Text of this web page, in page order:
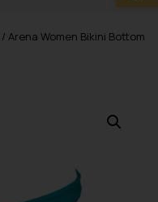
/ Arena Women Bikini Bottom